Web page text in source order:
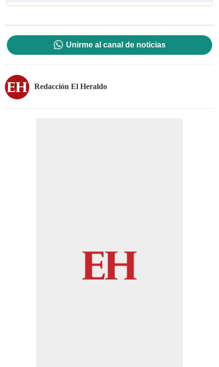
Unirme al canal de noticias
Redacción El Heraldo